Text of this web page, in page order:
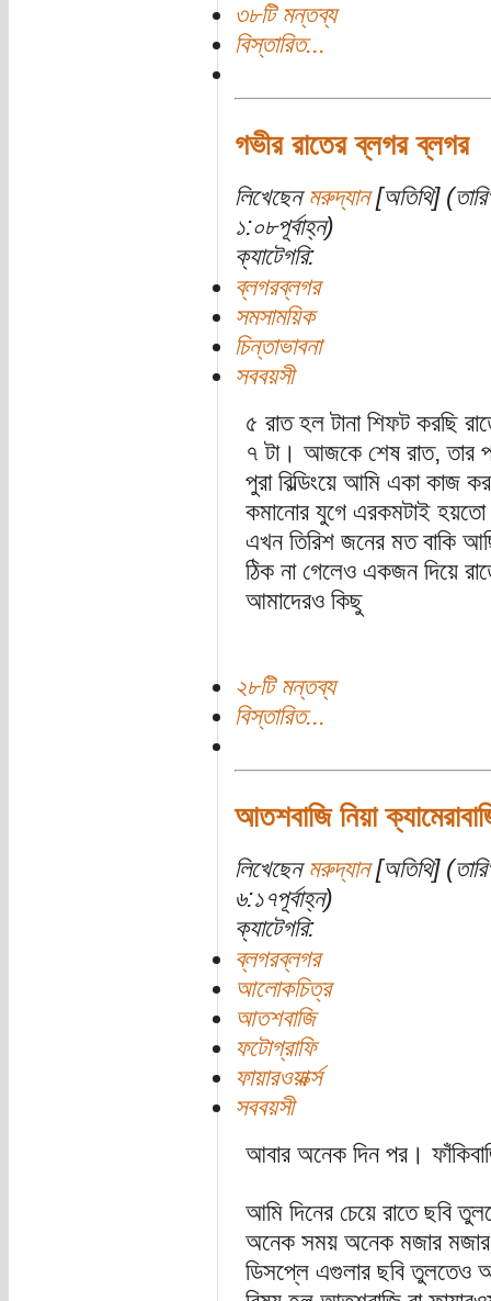
৩৮টি মন্তব্য
বিস্তারিত...
গভীর রাতের ব্লগর ব্লগর
লিখেছেন মরুদ্যান[অতিথি]
১:০৮পূর্বাহ্ন)
ক্যাটেগরি:
ব্লগরব্লগর
সমসাময়িক
চিন্তাভাবনা
সববয়সী
৫ রাত হল টানা শিফট করছি
৭ টা। আজকে শেষ রাত, তার
পুরা বিল্ডিংয়ে আমি একা কাজ
কমানোর যুগে এরকমটাই হয়তো
এখন তিরিশ জনের মত বাকি
ঠিক না গেলেও একজন দিয়ে
আমাদেরও কিছু
২৮টি মন্তব্য
বিস্তারিত...
আতশবাজি নিয়া
লিখেছেন মরুদ্যান[অতিথি]
৬:১৭পূর্বাহ্ন)
ক্যাটেগরি:
ব্লগরব্লগর
আলোকচিত্র
আতশবাজি
ফটোগ্রাফি
ফায়ারওয়ার্ক্স
সববয়সী
আবার অনেক দিন পর।
আমি দিনের চেয়ে রাতে ছবি
অনেক সময় অনেক মজার মজার
ডিসপ্লে এগুলার ছবি তুলতেও